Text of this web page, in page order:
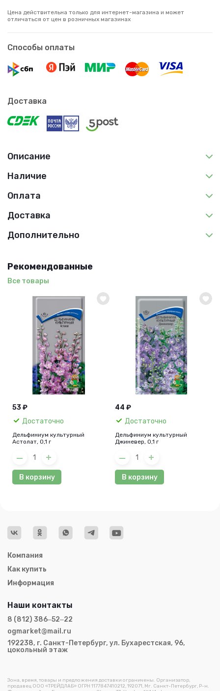
Цена действительна только для интернет-магазина и может
отличаться от цен в розничных магазинах
Способы оплаты
Доставка
Описание
Наличие
Оплата
Доставка
Дополнительно
Рекомендованные
Все товары
53 ₽
Достаточно
Дельфиниум культурный
Астолат, 0,1 г
В корзину
44 ₽
Достаточно
Дельфиниум культурный
Джиневер, 0,1 г
В корзину
Компания
Как купить
Информация
Зона, время, товары и предложения доставки ограничены. Организатор,
продавец ООО «ТРЕЙДЛАБ» ОГРН 1177847410212, 192071, Мг. Санкт-Петербург, Р-н.
Наши контакты
8 (812) 386‒52‒22
ogmarket@mail.ru
192238, г. Санкт-Петербург, ул. Бухарестская, 96,
цокольный этаж